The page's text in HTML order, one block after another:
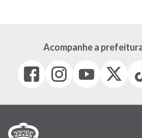
Acompanhe a
Facebook
(link
em
janela)
Instagram
(link
em
(link
em
(Antigo
(link
em